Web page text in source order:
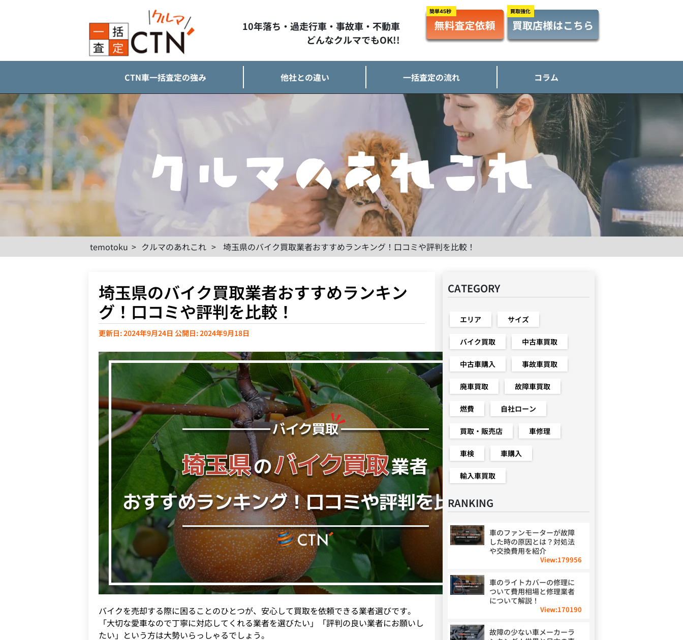
10年落ち・過走行車・事故車・不動車
どんなクルマでもOK!!
CTN車一括査定の強み 他社との違い 一括査定の流れ コラム
temotoku > クルマのあれこれ > 埼玉県のバイク買取業者おすすめランキング！口コミや評判を比較！
埼玉県のバイク買取業者おすすめランキン
グ！口コミや評判を比較！
更新日: 2024年9月24日 公開日: 2024年9月18日
バイクを売却する際に困ることのひとつが、安心して買取を依頼できる業者選びです。
「大切な愛車なので丁寧に対応してくれる業者を選びたい」「評判の良い業者にお願いし
たい」という方は大勢いらっしゃるでしょう。
CATEGORY
エリア サイズ
バイク買取 中古車買取
中古車購入 事故車買取
廃車買取 故障車買取
燃費 自社ローン
買取・販売店 車修理
車検 車購入
輸入車買取
RANKING
車のファンモーターが故障
した時の原因とは？対処法
や交換費用を紹介
View:179956
車のライトカバーの修理に
ついて費用相場と修理業者
について解説！
View:170190
故障の少ない車メーカーラ